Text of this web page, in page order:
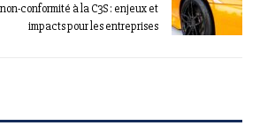
conformité à la C3S : enjeux et
impacts pour les entreprises